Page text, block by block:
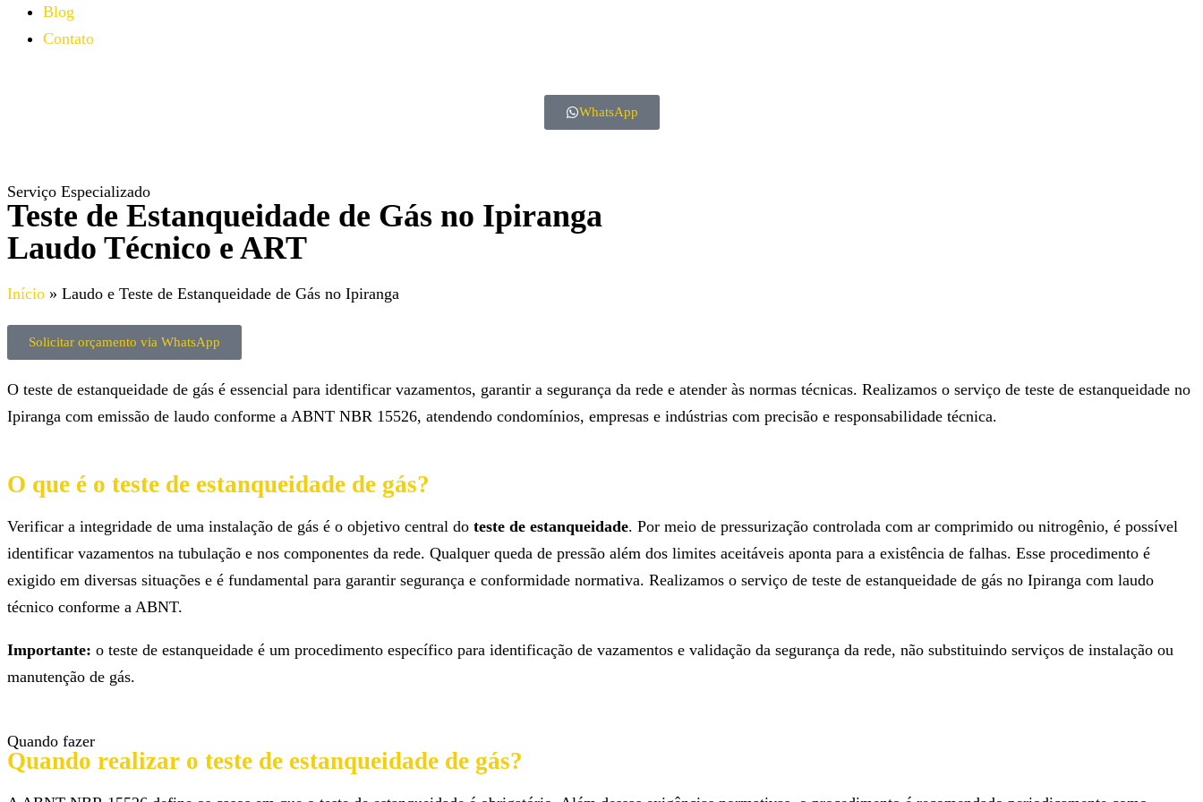
Blog
Contato
WhatsApp
Serviço Especializado
Teste de Estanqueidade de Gás no Ipiranga
Laudo Técnico e ART
Início » Laudo e Teste de Estanqueidade de Gás no Ipiranga
Solicitar orçamento via WhatsApp
O teste de estanqueidade de gás é essencial para identificar vazamentos, garantir a segurança da rede e atender às normas técnicas. Realizamos o serviço de teste de estanqueidade no
Ipiranga com emissão de laudo conforme a ABNT NBR 15526, atendendo condomínios, empresas e indústrias com precisão e responsabilidade técnica.
O que é o teste de estanqueidade de gás?
Verificar a integridade de uma instalação de gás é o objetivo central do teste de estanqueidade. Por meio de pressurização controlada com ar comprimido ou nitrogênio, é possível
identificar vazamentos na tubulação e nos componentes da rede. Qualquer queda de pressão além dos limites aceitáveis aponta para a existência de falhas. Esse procedimento é
exigido em diversas situações e é fundamental para garantir segurança e conformidade normativa. Realizamos o serviço de teste de estanqueidade de gás no Ipiranga com laudo
técnico conforme a ABNT.
Importante: o teste de estanqueidade é um procedimento específico para identificação de vazamentos e validação da segurança da rede, não substituindo serviços de instalação ou
manutenção de gás.
Quando fazer
Quando realizar o teste de estanqueidade de gás?